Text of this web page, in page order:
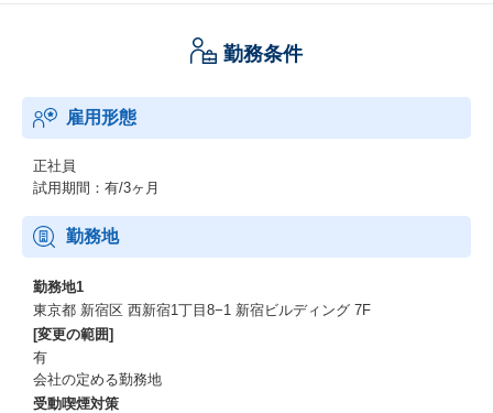
勤務条件
雇用形態
正社員
試用期間：有/3ヶ月
勤務地
勤務地1
東京都 新宿区 西新宿1丁目8−1 新宿ビルディング 7F
[変更の範囲]
有
会社の定める勤務地
受動喫煙対策